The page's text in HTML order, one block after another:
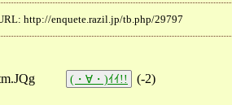
http://enquete.razil.jp/tb.php/29797
(・∀・)ｲｲ!! (-2)